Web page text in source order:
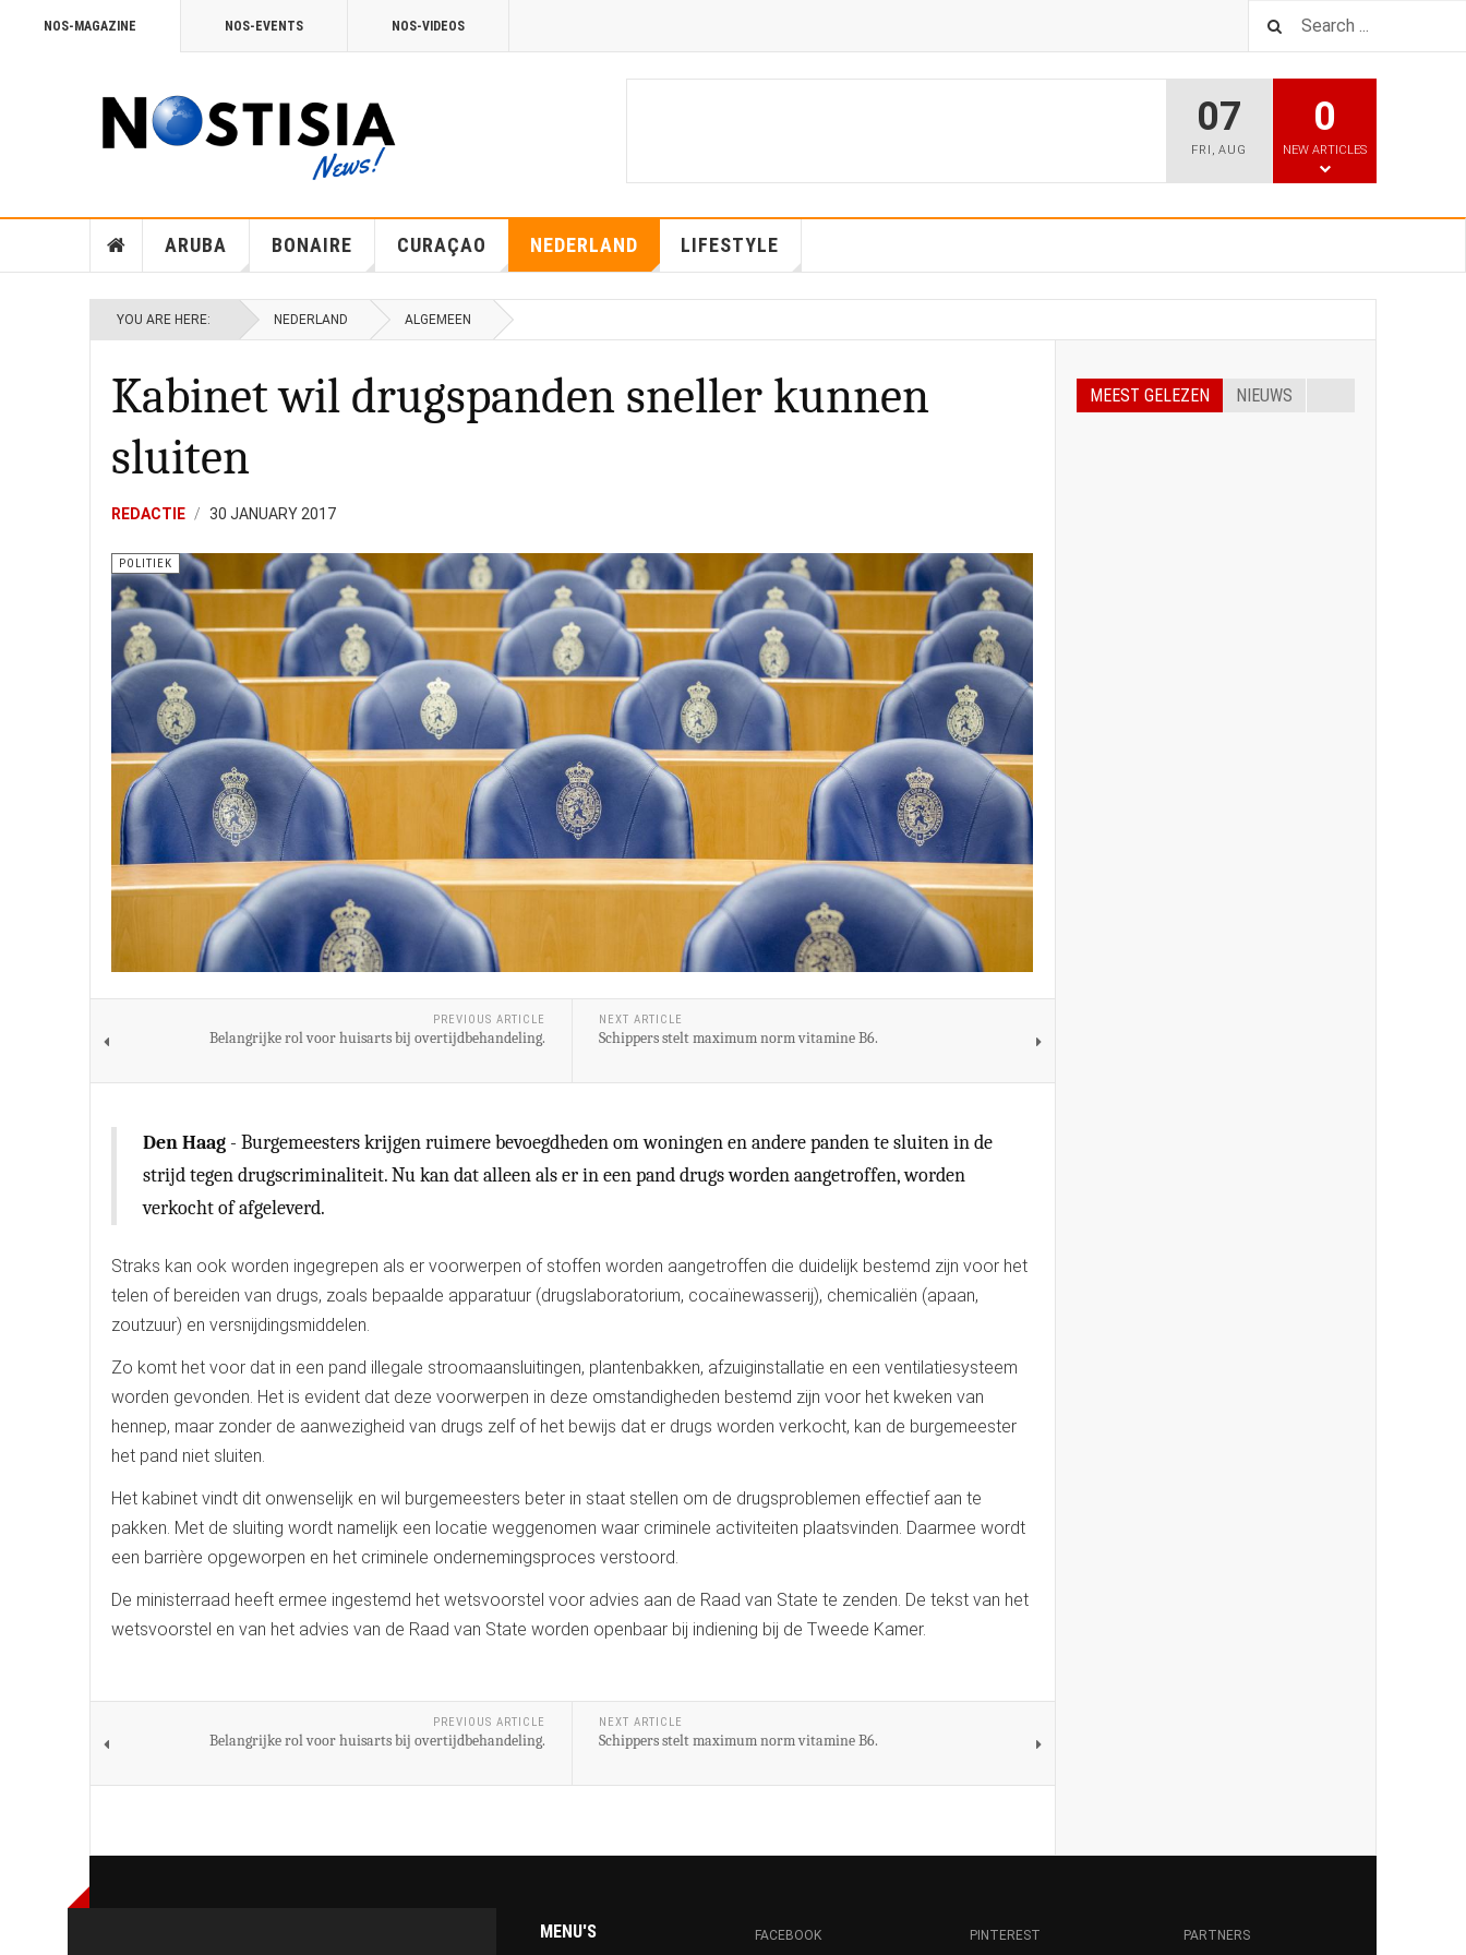
NOS-MAGAZINE NOS-EVENTS NOS-VIDEOS
07
FRI ,AUG
0
NEW ARTICLES
ARUBA BONAIRE CURAÇAO NEDERLAND LIFESTYLE
YOU ARE HERE: NEDERLAND ALGEMEEN
Kabinet wil drugspanden sneller kunnen
sluiten
REDACTIE 30 JANUARY 2017
POLITIEK
PREVIOUS ARTICLE
Belangrijke rol voor huisarts bij overtijdbehandeling.
NEXT ARTICLE
Schippers stelt maximum norm vitamine B6.
Den Haag - Burgemeesters krijgen ruimere bevoegdheden om woningen en andere panden te sluiten in de
strijd tegen drugscriminaliteit. Nu kan dat alleen als er in een pand drugs worden aangetroffen, worden
verkocht of afgeleverd.
Straks kan ook worden ingegrepen als er voorwerpen of stoffen worden aangetroffen die duidelijk bestemd zijn voor het
telen of bereiden van drugs, zoals bepaalde apparatuur (drugslaboratorium, cocaïnewasserij), chemicaliën (apaan,
zoutzuur) en versnijdingsmiddelen.
Zo komt het voor dat in een pand illegale stroomaansluitingen, plantenbakken, afzuiginstallatie en een ventilatiesysteem
worden gevonden. Het is evident dat deze voorwerpen in deze omstandigheden bestemd zijn voor het kweken van
hennep, maar zonder de aanwezigheid van drugs zelf of het bewijs dat er drugs worden verkocht, kan de burgemeester
het pand niet sluiten.
Het kabinet vindt dit onwenselijk en wil burgemeesters beter in staat stellen om de drugsproblemen effectief aan te
pakken. Met de sluiting wordt namelijk een locatie weggenomen waar criminele activiteiten plaatsvinden. Daarmee wordt
een barrière opgeworpen en het criminele ondernemingsproces verstoord.
De ministerraad heeft ermee ingestemd het wetsvoorstel voor advies aan de Raad van State te zenden. De tekst van het
wetsvoorstel en van het advies van de Raad van State worden openbaar bij indiening bij de Tweede Kamer.
PREVIOUS ARTICLE
Belangrijke rol voor huisarts bij overtijdbehandeling.
NEXT ARTICLE
Schippers stelt maximum norm vitamine B6.
MEEST GELEZEN NIEUWS
MENU'S FACEBOOK PINTEREST PARTNERS